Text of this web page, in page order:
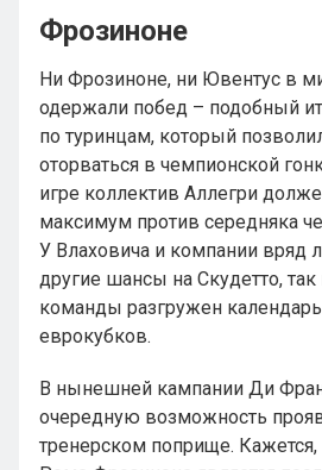
Фрозиноне
Ни Фрозиноне, ни Ювентус в
одержали побед – подобный
по туринцам, который
оторваться в чемпионской
игре коллектив Аллегри
максимум против середняка
У Влаховича и компании вряд
другие шансы на Скудетто, так
команды разгружен календарь
еврокубков.
В нынешней кампании Ди
очередную возможность
тренерском поприще.